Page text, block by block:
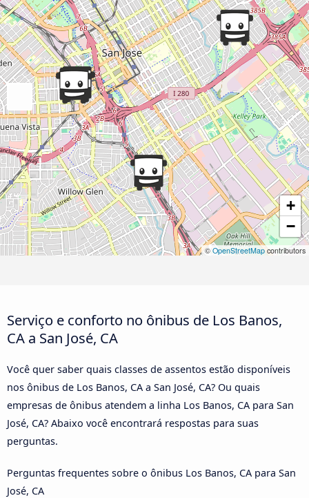
+
−
© OpenStreetMapcontributors
Serviço e conforto no ônibus de Los Banos,
CA a San José, CA
Você quer saber quais classes de assentos estão disponíveis
nos ônibus de Los Banos, CA a San José, CA? Ou quais
empresas de ônibus atendem a linha Los Banos, CA para San
José, CA? Abaixo você encontrará respostas para suas
perguntas.
Perguntas frequentes sobre o ônibus Los Banos, CA para San
José, CA